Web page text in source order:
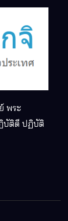
พระ
บัติดี ปฏิบัติ